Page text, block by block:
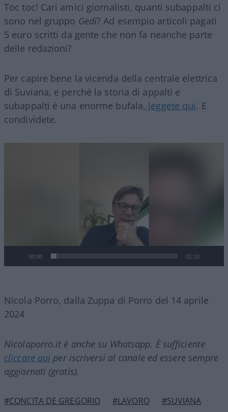
Toc toc! Cari amici giornalisti, quanti subappalti ci
sono nel gruppo Gedi? Ad esempio articoli pagati
5 euro scritti da gente che non fa neanche parte
delle redazioni?
Per capire bene la vicenda della centrale elettrica
di Suviana, e perché la storia di appalti e
subappalti è una enorme bufala, leggete qui. E
condividete.
00:00 01:10
Nicola Porro, dalla Zuppa di Porro del 14 aprile
2024
Nicolaporro.it è anche su Whatsapp. È sufficiente
cliccare qui per iscriversi al canale ed essere sempre
aggiornati (gratis).
#CONCITA DE GREGORIO #LAVORO #SUVIANA